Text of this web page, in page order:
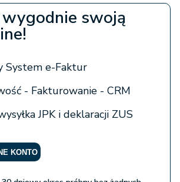
wygodnie swoją
System e-Faktur
- Fakturowanie - CRM
JPK i deklaracji ZUS
KONTO